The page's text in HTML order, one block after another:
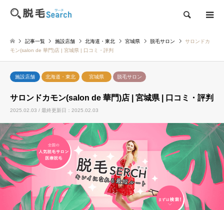
検索
記事一覧 施設店舗 北海道・東北 宮城県 脱毛サロン
サロンドカ
モン(salon de 華門)店 | 宮城県 | 口コミ・評判
施設店舗 北海道・東北 宮城県 脱毛サロン
サロンドカモン(salon de 華門)店 | 宮城県 | 口コミ・評判
2025.02.03 / 最終更新日：2025.02.03